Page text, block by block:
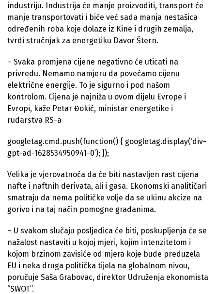
industriju. Industrija će manje proizvoditi, transport će
manje transportovati i biće već sada manja nestašica
određenih roba koje dolaze iz Kine i drugih zemalja,
tvrdi stručnjak za energetiku Davor Štern.
– Svaka promjena cijene negativno će uticati na
privredu. Nemamo namjeru da povećamo cijenu
električne energije. To je sigurno i pod našom
kontrolom. Cijena je najniža u ovom dijelu Evrope i
Evropi, kaže Petar Đokić, ministar energetike i
rudarstva RS-a
googletag.cmd.push(function() { googletag.display(‘div-
gpt-ad-1628534950941-0’); });
Velika je vjerovatnoća da će biti nastavljen rast cijena
nafte i naftnih derivata, ali i gasa. Ekonomski analitičari
smatraju da nema političke volje da se ukinu akcize na
gorivo i na taj način pomogne građanima.
– U svakom slučaju posljedica će biti, poskupljenja će se
nažalost nastaviti u kojoj mjeri, kojim intenzitetom i
kojom brzinom zavisiće od mjera koje bude preduzela
EU i neka druga politička tijela na globalnom nivou,
poručuje Saša Grabovac, direktor Udruženja ekonomista
“SWOT”.